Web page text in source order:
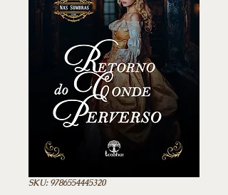
SKU: 9786554445320